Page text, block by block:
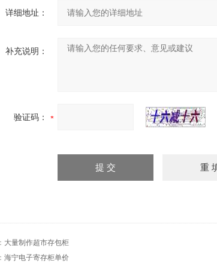
详细地址：
补充说明：
验证码：
大量制作超市存包柜
海宁电子寄存柜单价